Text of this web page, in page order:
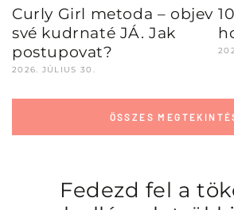
Curly Girl metoda – objev
své kudrnaté JÁ. Jak
postupovat?
2026. JÚLIUS 30.
ÖSSZES
Fedezd fel a